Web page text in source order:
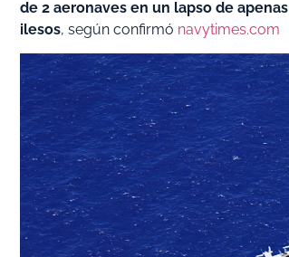
de 2 aeronaves en un lapso de apenas
ilesos, según confirmó navytimes.com